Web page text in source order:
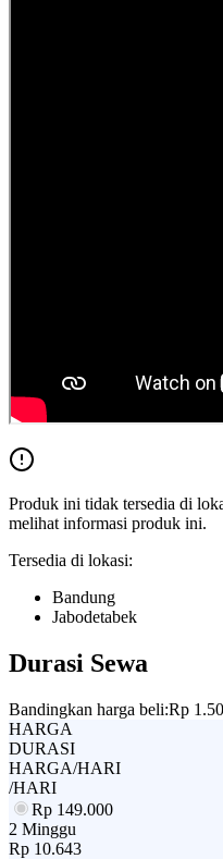
Produk ini tidak tersedia di
melihat informasi produk ini.
Tersedia di lokasi:
Bandung
Jabodetabek
Durasi Sewa
Bandingkan harga beli:Rp
HARGA
DURASI
HARGA/HARI
/HARI
Rp 149.000
2 Minggu
Rp 10.643